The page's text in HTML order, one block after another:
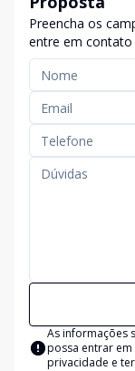
Preencha os
entre em contato
As informações
possa entrar
privacidade e